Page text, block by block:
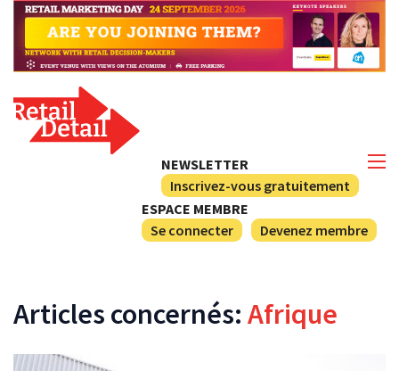
NEWSLETTER
Inscrivez-vous gratuitement
ESPACE MEMBRE
Se connecter
Devenez membre
Articles concernés: Afrique